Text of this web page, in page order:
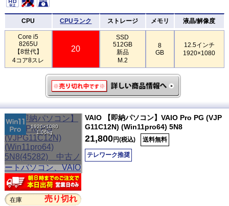
CPU CPUランク ストレージ メモリ 液晶/解像度
Core i5
8265U
【8世代】
4コア8スレ
20
SSD
512GB
新品
M.2
8
GB
12.5インチ
1920×1080
1920×1080
1.06kg
在庫 売り切れ
VAIO 【即納パソコン】VAIO Pro PG (VJP
G11C12N) (Win11pro64) 5N8
21,800円(税込) 送料無料
テレワーク推奨